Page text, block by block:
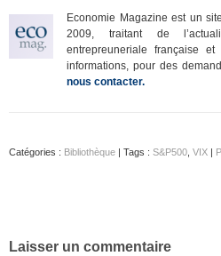
Economie Magazine est un
2009, traitant de
entrepreuneriale française
informations, pour des
nous contacter.
Catégories : Bibliothèque | Tags : S&P500 VIX |
Laisser un commentaire